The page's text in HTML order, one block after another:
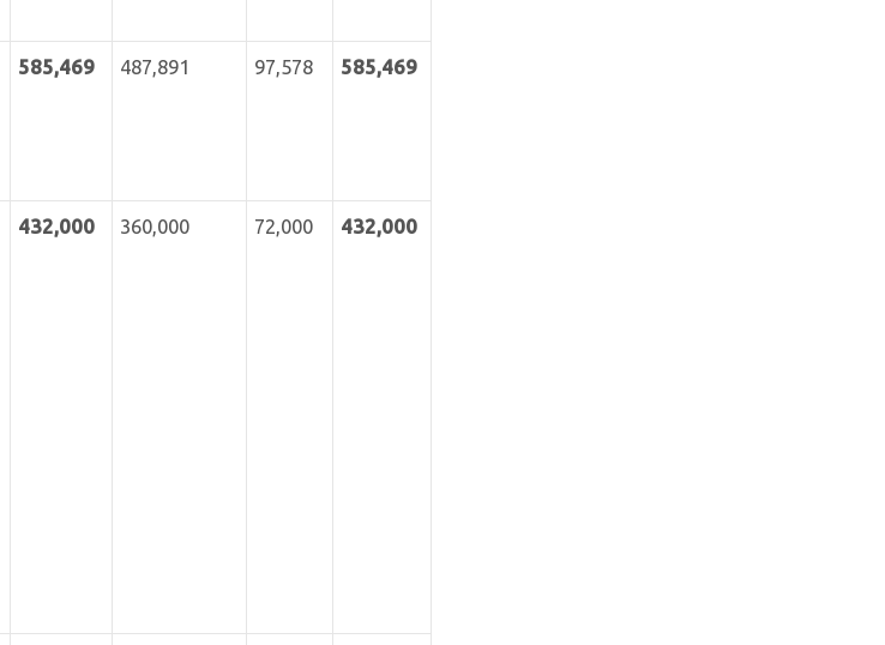
585,469 487,891 97,578 585,469
432,000 360,000 72,000 432,000